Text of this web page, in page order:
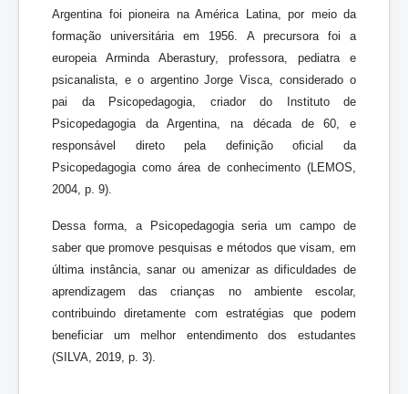
Argentina foi pioneira na América Latina, por meio da
formação universitária em 1956. A precursora foi a
europeia Arminda Aberastury, professora, pediatra e
psicanalista, e o argentino Jorge Visca, considerado o
pai da Psicopedagogia, criador do Instituto de
Psicopedagogia da Argentina, na década de 60, e
responsável direto pela definição oficial da
Psicopedagogia como área de conhecimento (LEMOS,
2004, p. 9).
Dessa forma, a Psicopedagogia seria um campo de
saber que promove pesquisas e métodos que visam, em
última instância, sanar ou amenizar as dificuldades de
aprendizagem das crianças no ambiente escolar,
contribuindo diretamente com estratégias que podem
beneficiar um melhor entendimento dos estudantes
(SILVA, 2019, p. 3).